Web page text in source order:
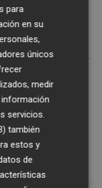
ha
Siqueira
de Mestalla
del brasileño.
figuran
del
de
que
la plantilla.
para
en su
únicos
medir
servicios.
también
estos y
de